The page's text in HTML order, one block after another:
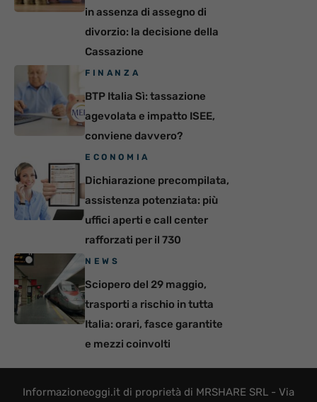
in assenza di assegno di
divorzio: la decisione della
Cassazione
FINANZA
BTP Italia Sì: tassazione
agevolata e impatto ISEE,
conviene davvero?
ECONOMIA
Dichiarazione precompilata,
assistenza potenziata: più
uffici aperti e call center
rafforzati per il 730
NEWS
Sciopero del 29 maggio,
trasporti a rischio in tutta
Italia: orari, fasce garantite
e mezzi coinvolti
Informazioneoggi.it di proprietà di MRSHARE SRL - Via